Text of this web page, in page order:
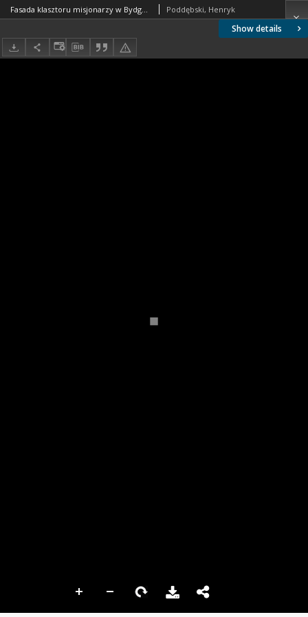
Show details
Fasada klasztoru misjonarzy w Bydgoszczy Poddębski, Henryk